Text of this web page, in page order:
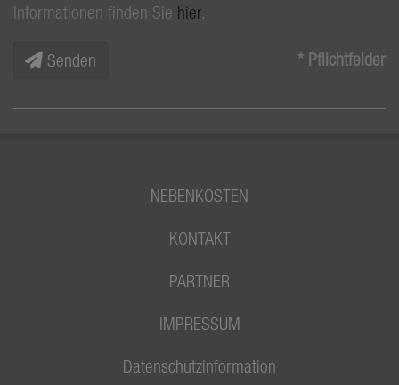
Informationen finden Sie hier.
Senden * Pflichtfelder
NEBENKOSTEN
KONTAKT
PARTNER
IMPRESSUM
Datenschutzinformation